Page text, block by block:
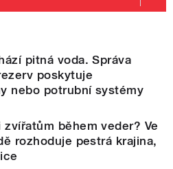
pitná voda. Správa
poskytuje
nebo potrubní systémy
zvířatům během veder? Ve
rozhoduje pestrá krajina,